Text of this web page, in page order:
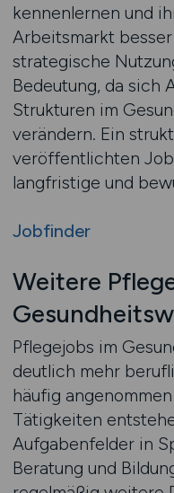
kennenlernen und
Arbeitsmarkt
strategische
Bedeutung, da sich
Strukturen im
verändern. Ein
veröffentlichten
langfristige und
Jobfinder
Weitere
Pflegejobs im
deutlich mehr
häufig
Tätigkeiten
Aufgabenfelder in
Beratung und